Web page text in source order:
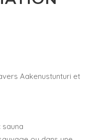
Aakenustunturi et
sauna